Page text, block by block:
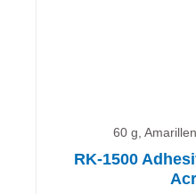
60 g,
RK-1500